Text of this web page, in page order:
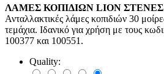
ΛΑΜΕΣ ΚΟΠΙΔΙΩΝ LION ΣΤΕΝΕΣ
Ανταλλακτικές λάμες κοπιδιών 30
τεμάχια. Ιδανικό για χρήση με τους
100377 και 100551.
Quality: